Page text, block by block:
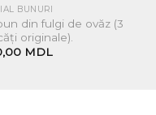
BUNURI
din fulgi de ovăz (3
originale).
MDL